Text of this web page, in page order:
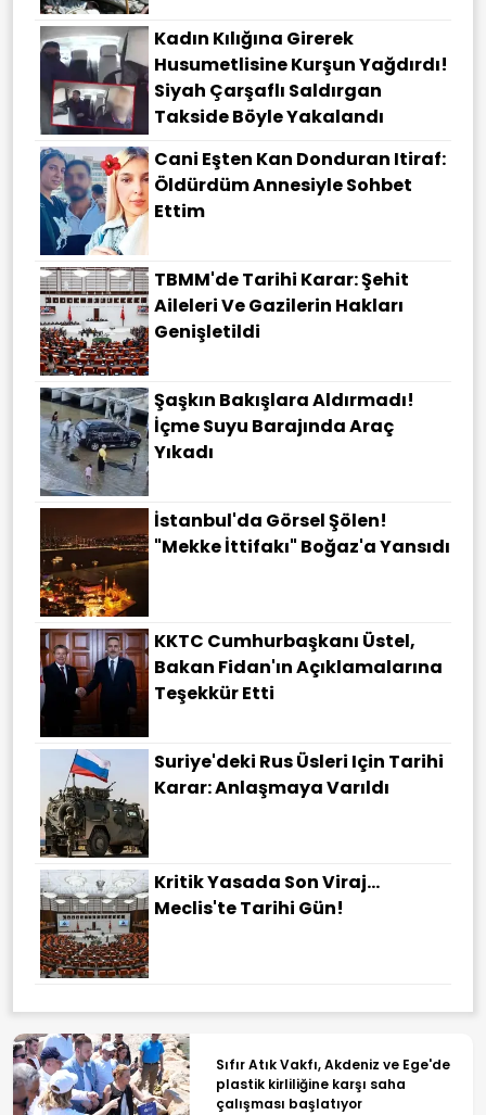
Kadın Kılığına Girerek
Husumetlisine Kurşun Yağdırdı!
Siyah Çarşaflı Saldırgan
Takside Böyle Yakalandı
Cani Eşten Kan Donduran Itiraf:
Öldürdüm Annesiyle Sohbet
Ettim
TBMM'de Tarihi Karar: Şehit
Aileleri Ve Gazilerin Hakları
Genişletildi
Şaşkın Bakışlara Aldırmadı!
İçme Suyu Barajında Araç
Yıkadı
İstanbul'da Görsel Şölen!
"Mekke İttifakı" Boğaz'a Yansıdı
KKTC Cumhurbaşkanı Üstel,
Bakan Fidan'ın Açıklamalarına
Teşekkür Etti
Suriye'deki Rus Üsleri Için Tarihi
Karar: Anlaşmaya Varıldı
Kritik Yasada Son Viraj...
Meclis'te Tarihi Gün!
Sıfır Atık Vakfı, Akdeniz ve Ege'de
plastik kirliliğine karşı saha
çalışması başlatıyor